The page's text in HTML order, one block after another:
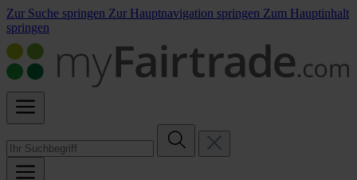
Zur Suche springen Zur Hauptnavigation springen Zum Hauptinhalt
springen